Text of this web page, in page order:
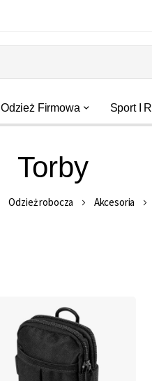
Odzież Firmowa Sport I
Torby
Odzież robocza Akcesoria